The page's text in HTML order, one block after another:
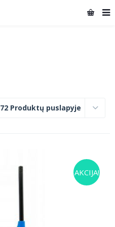
72 Produktų puslapyje
AKCIJA!